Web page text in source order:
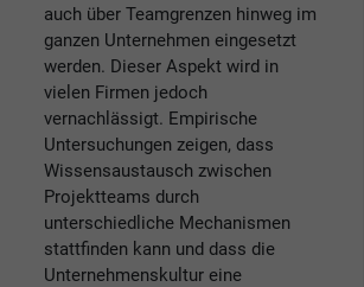
auch über Teamgrenzen hinweg im
ganzen Unternehmen eingesetzt
werden. Dieser Aspekt wird in
vielen Firmen jedoch
vernachlässigt. Empirische
Untersuchungen zeigen, dass
Wissensaustausch zwischen
Projektteams durch
unterschiedliche Mechanismen
stattfinden kann und dass die
Unternehmenskultur eine